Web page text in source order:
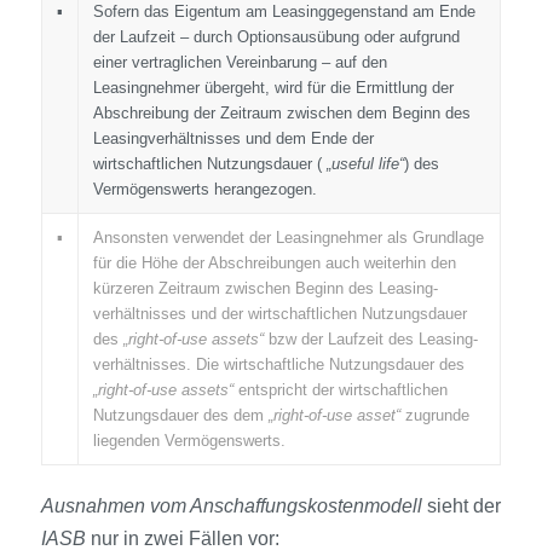
▪
Sofern das Eigentum am Leasinggegenstand am Ende
der Laufzeit – durch Optionsausübung oder aufgrund
einer vertraglichen Vereinbarung – auf den
Leasingnehmer übergeht, wird für die Ermittlung der
Abschreibung der Zeitraum zwischen dem Beginn des
Leasing­verhältnisses und dem Ende der
wirtschaftlichen Nutzungsdauer ( „useful life“) des
Vermögens­werts herangezogen.
▪
Ansonsten verwendet der Leasingnehmer als Grundlage
für die Höhe der Abschreibungen auch weiterhin den
kürzeren Zeitraum zwischen Beginn des Leasing­
verhältnisses und der wirtschaftlichen Nutzungsdauer
des „right-of-use assets“bzw der Laufzeit des Leasing­
verhältnisses. Die wirtschaftliche Nutzungsdauer des
„right-of-use assets“entspricht der wirtschaftlichen
Nutzungsdauer des dem „right-of-use asset“zugrunde
liegenden Vermögens­werts.
Ausnahmen vom Anschaffungs­kostenmodellsieht der
IASB nur in zwei Fällen vor: